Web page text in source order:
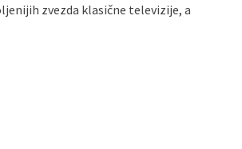
zvezda klasične televizije, a